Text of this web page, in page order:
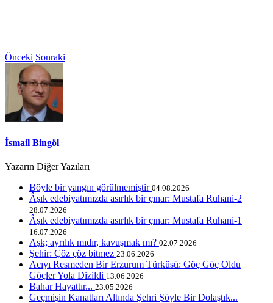
Önceki Sonraki
İsmail Bingöl
Yazarın Diğer Yazıları
Böyle bir yangın görülmemiştir 04.08.2026
Âşık edebiyatımızda asırlık bir çınar: Mustafa Ruhani-2
28.07.2026
Âşık edebiyatımızda asırlık bir çınar: Mustafa Ruhani-1
16.07.2026
Aşk; ayrılık mıdır, kavuşmak mı? 02.07.2026
Şehir: Çöz çöz bitmez 23.06.2026
Acıyı Resmeden Bir Erzurum Türküsü: Göç Göç Oldu
Göçler Yola Dizildi 13.06.2026
Bahar Hayattır... 23.05.2026
Geçmişin Kanatları Altında Şehri Şöyle Bir Dolaştık...